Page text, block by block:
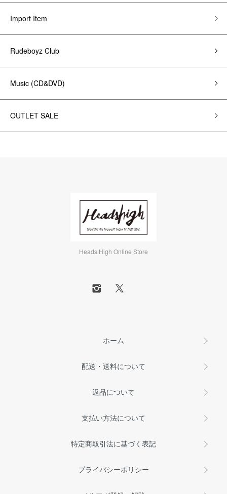
Import Item
Rudeboyz Club
Music (CD&DVD)
OUTLET SALE
Heads High Online Store
ホーム
配送・送料について
返品について
支払い方法について
特定商取引法に基づく表記
プライバシーポリシー